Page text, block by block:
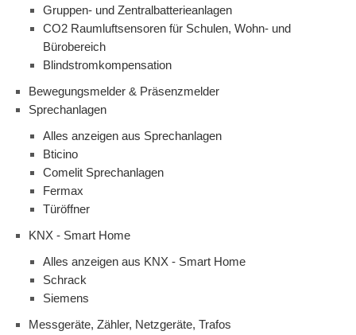
Gruppen- und Zentralbatterieanlagen
CO2 Raumluftsensoren für Schulen, Wohn- und
Bürobereich
Blindstromkompensation
Bewegungsmelder & Präsenzmelder
Sprechanlagen
Alles anzeigen aus Sprechanlagen
Bticino
Comelit Sprechanlagen
Fermax
Türöffner
KNX - Smart Home
Alles anzeigen aus KNX - Smart Home
Schrack
Siemens
Messgeräte, Zähler, Netzgeräte, Trafos